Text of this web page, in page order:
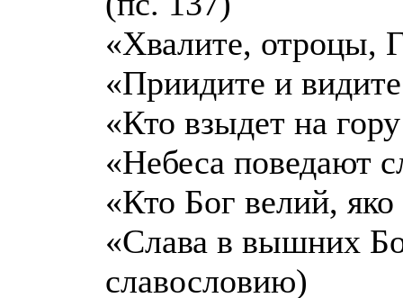
«Хвалите, отроцы,
«Приидите и
«Кто взыдет на
«Небеса поведают
«Кто Бог велий,
«Слава в вышних
славословию)